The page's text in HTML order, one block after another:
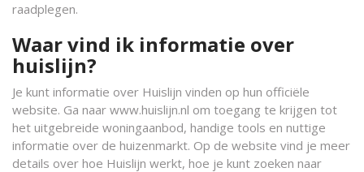
raadplegen.
Waar vind ik informatie over
huislijn?
Je kunt informatie over Huislijn vinden op hun officiële
website. Ga naar www.huislijn.nl om toegang te krijgen tot
het uitgebreide woningaanbod, handige tools en nuttige
informatie over de huizenmarkt. Op de website vind je meer
details over hoe Huislijn werkt, hoe je kunt zoeken naar